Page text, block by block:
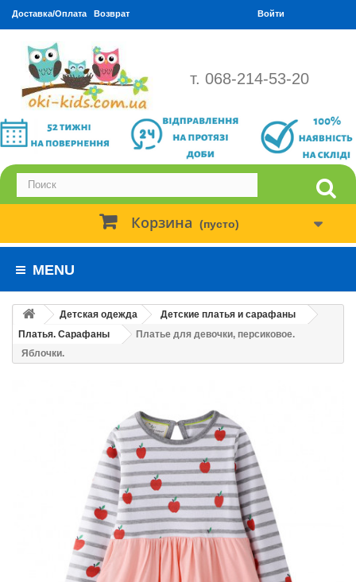
Доставка/Оплата Возврат Войти
т. 068-214-53-20
Корзина (пусто)
MENU
Детская одежда
Детские платья и сарафаны
Платья. Сарафаны
Платье для девочки, персиковое.
Яблочки.